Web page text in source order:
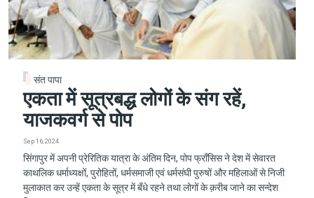
संत पापा
एकता में सूत्रबद्ध लोगों के संग रहें,
याजकवर्ग से पोप
Sep 16, 2024
सिंगापुर में अपनी प्रेरितिक यात्रा के अंतिम दिन, पोप फ्राँसिस ने देश में सेवारत
काथलिक धर्माध्यक्षों, पुरोहितों, धर्मसमाजी एवं धर्मसंघी पुरुषों और महिलाओं से निजी
मुलाकात कर उन्हें एकता के सूत्र में बँधे रहने तथा लोगों के क़रीब जाने का सन्देश